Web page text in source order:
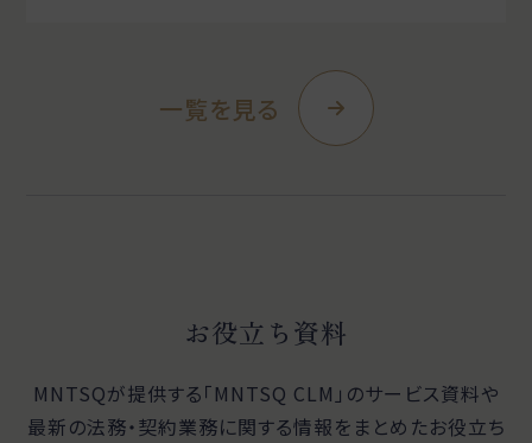
一覧を見る
お役立ち資料
MNTSQが提供する「MNTSQ CLM」のサービス資料や
最新の法務・契約業務に関する情報をまとめたお役立ち